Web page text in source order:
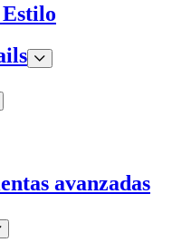
avanzadas